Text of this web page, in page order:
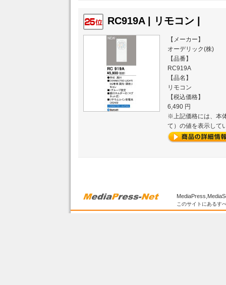
RC919A | リモコン |
【メーカー】
オーデリック(株)
【品番】
RC919A
【品名】
リモコン
【税込価格】
6,490 円
※上記価格には、本
て）の値を表示して
このサイトにあるす